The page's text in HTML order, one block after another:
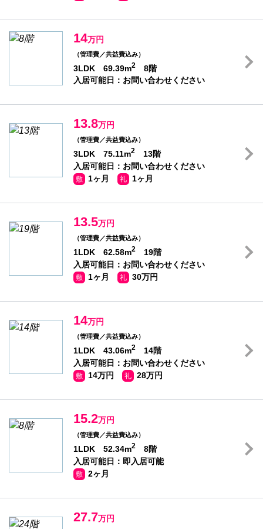
14万円
（管理費／共益費込み）
3LDK 69.39m2
8階
入居可能日：お問い合わせください
13.8万円
（管理費／共益費込み）
3LDK 75.11m2
13階
入居可能日：お問い合わせください
敷 1ヶ月 礼 1ヶ月
13.5万円
（管理費／共益費込み）
1LDK 62.58m2
19階
入居可能日：お問い合わせください
敷 1ヶ月 礼 30万円
14万円
（管理費／共益費込み）
1LDK 43.06m2
14階
入居可能日：お問い合わせください
敷 14万円 礼 28万円
15.2万円
（管理費／共益費込み）
1LDK 52.34m2
8階
入居可能日：即入居可能
敷 2ヶ月
27.7万円